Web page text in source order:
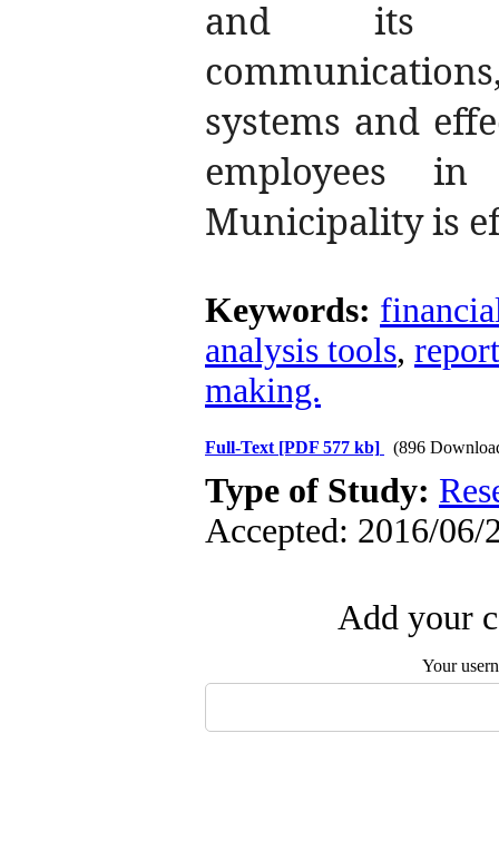
and its
systems and
employees
Municipality is
Keywords:
analysis tools,
making.
Full-Text [PDF 577 kb] (896
Type of Study:
Accepted: 2016/06/
Add your
Your